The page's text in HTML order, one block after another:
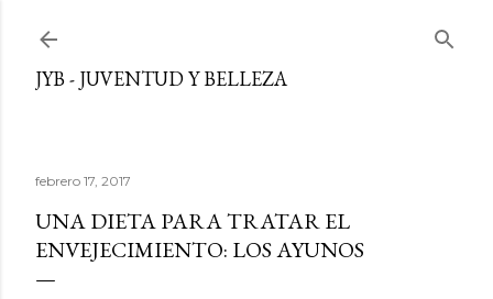
JYB - JUVENTUD Y BELLEZA
febrero 17, 2017
UNA DIETA PARA TRATAR EL
ENVEJECIMIENTO: LOS AYUNOS